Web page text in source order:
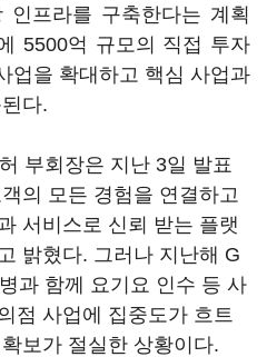
인프라를 구축한다는 계획
5500억 규모의 직접 투자
업을 확대하고 핵심 사업과
다.
부회장은 지난 3일 발표
의 모든 경험을 연결하고
서비스로 신뢰 받는 플랫
밝혔다. 그러나 지난해 G
과 함께 요기요 인수 등 사
점 사업에 집중도가 흐트
보가 절실한 상황이다.